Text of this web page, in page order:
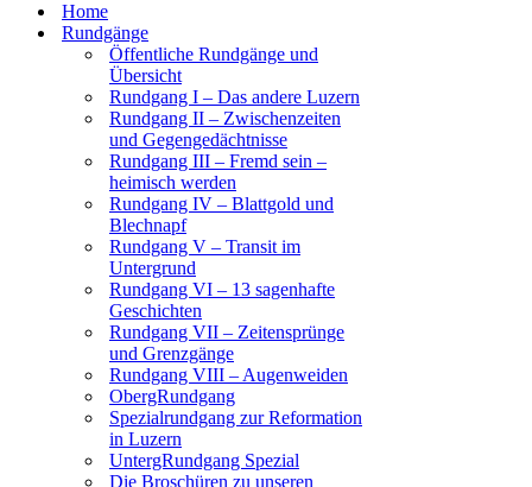
Home
Rundgänge
Öffentliche Rundgänge und
Übersicht
Rundgang I – Das andere Luzern
Rundgang II – Zwischenzeiten
und Gegengedächtnisse
Rundgang III – Fremd sein –
heimisch werden
Rundgang IV – Blattgold und
Blechnapf
Rundgang V – Transit im
Untergrund
Rundgang VI – 13 sagenhafte
Geschichten
Rundgang VII – Zeitensprünge
und Grenzgänge
Rundgang VIII – Augenweiden
ObergRundgang
Spezialrundgang zur Reformation
in Luzern
UntergRundgang Spezial
Die Broschüren zu unseren